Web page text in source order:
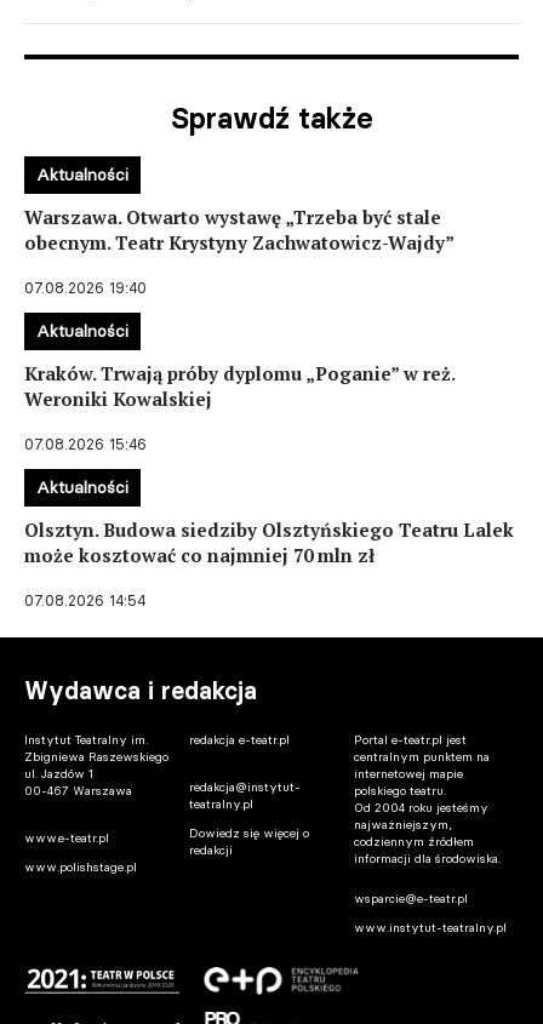
Sprawdź także
Warszawa. Otwarto wystawę „Trzeba być stale
obecnym. Teatr Krystyny Zachwatowicz-Wajdy”
07.08.2026 19:40
Aktualności
Kraków. Trwają próby dyplomu „Poganie” w reż.
Weroniki Kowalskiej
07.08.2026 15:46
Aktualności
Olsztyn. Budowa siedziby Olsztyńskiego Teatru Lalek
może kosztować co najmniej 70 mln zł
07.08.2026 14:54
Aktualności
Wydawca i redakcja
Instytut Teatralny im.
Zbigniewa Raszewskiego
ul. Jazdów 1
00-467 Warszawa
www.e-teatr.pl
www.polishstage.pl
redakcja e-teatr.pl
redakcja@instytut-
teatralny.pl
Dowiedz się więcej o
redakcji
Portal e-teatr.pl jest
centralnym punktem na
internetowej mapie
polskiego teatru.
Od 2004 roku jesteśmy
najważniejszym,
codziennym źródłem
informacji dla środowiska.
wsparcie@e-teatr.pl
www.instytut-teatralny.pl